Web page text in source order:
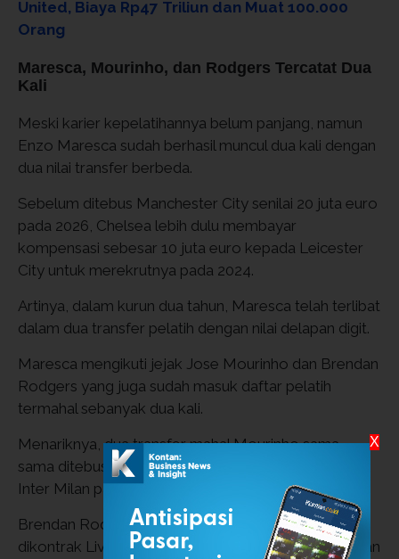
United, Biaya Rp47 Triliun dan Muat 100.000
Orang
Maresca, Mourinho, dan Rodgers Tercatat Dua
Kali
Meski karier kepelatihannya belum panjang, namun
Enzo Maresca sudah berhasil muncul dua kali dengan
dua nilai transfer berbeda.
Sebelum ditebus Manchester City senilai 20 juta euro
pada 2026, Chelsea lebih dulu membayar
kompensasi sebesar 10 juta euro kepada Leicester
City untuk merekrutnya pada 2024.
Artinya, dalam kurun dua tahun, Maresca telah terlibat
dalam dua transfer pelatih dengan nilai delapan digit.
Maresca mengikuti jejak Jose Mourinho dan Brendan
Rodgers yang juga sudah masuk daftar pelatih
termahal sebanyak dua kali.
Menariknya, dua transfer mahal Mourinho sama-
sama ditebus oleh Real Madrid. Masing-masing dari
Inter Milan pada 2010 dan Benfica pada 2026.
Brendan Rodgers juga tercatat dua kali, yakni saat
dikontrak Liverpool dari Swansea City tahun 2012 dan
X